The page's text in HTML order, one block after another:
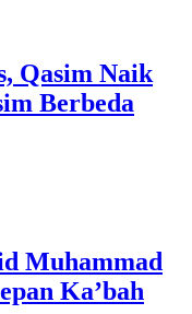
Qasim Naik
Berbeda
Muhammad
Ka’bah